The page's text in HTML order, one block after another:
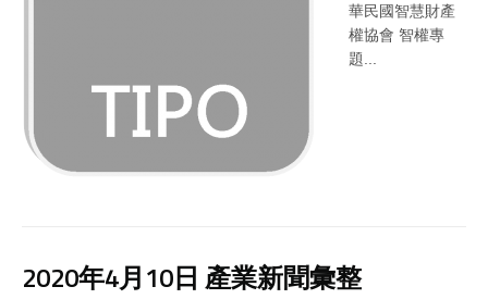
華民國智慧財產
權協會 智權專
題...
2020年4月10日 產業新聞彙整